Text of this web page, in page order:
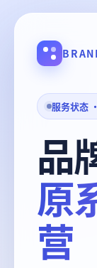
服务状态
品
原
营